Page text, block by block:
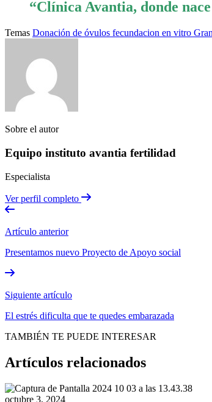
“Clínica Avantia, donde
Temas Donación de óvulos fecundacion en vitro
Sobre el autor
Equipo instituto avantia fertilidad
Especialista
Ver perfil completo
Artículo anterior
Presentamos nuevo Proyecto de Apoyo social
Siguiente artículo
El estrés dificulta que te quedes embarazada
TAMBIÉN TE PUEDE INTERESAR
Artículos relacionados
octubre 3, 2024